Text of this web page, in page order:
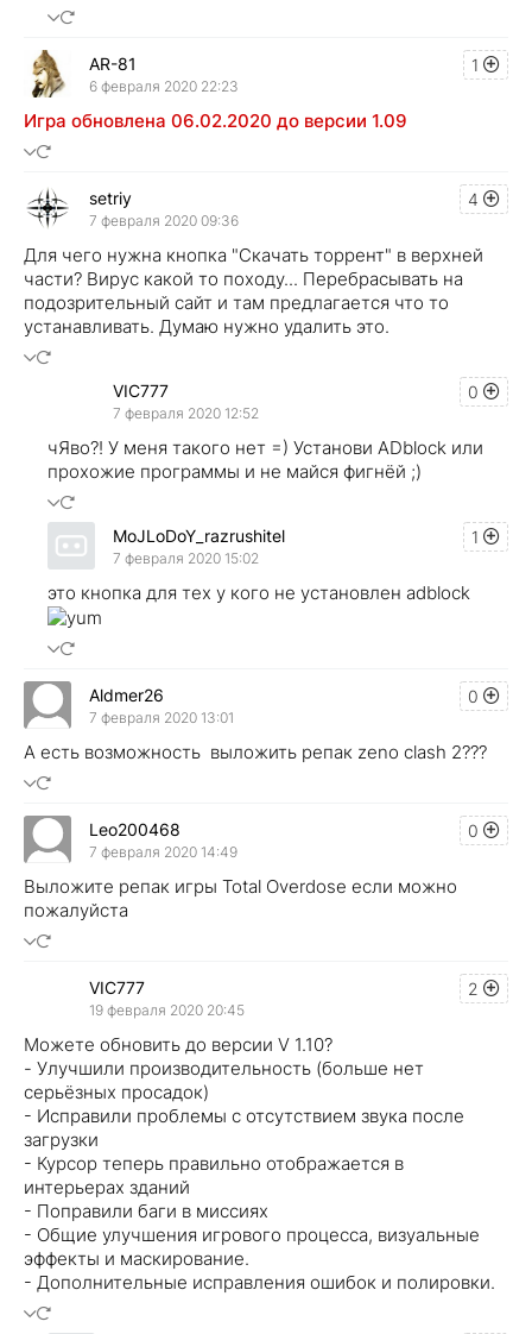
1
AR-81
6 февраля 2020 22:23
Игра обновлена 06.02.2020 до версии 1.09
4
setriy
7 февраля 2020 09:36
Для чего нужна кнопка "Скачать торрент" в верхней
части? Вирус какой то походу... Перебрасывать на
подозрительный сайт и там предлагается что то
устанавливать. Думаю нужно удалить это.
0
VIC777
7 февраля 2020 12:52
чЯво?! У меня такого нет =) Установи ADblock или
прохожие программы и не майся фигнёй ;)
1
MoJLoDoY_razrushitel
7 февраля 2020 15:02
это кнопка для тех у кого не установлен adblock
0
Aldmer26
7 февраля 2020 13:01
А есть возможность выложить репак zeno clash 2???
0
Leo200468
7 февраля 2020 14:49
Выложите репак игры Total Overdose если можно
пожалуйста
2
VIC777
19 февраля 2020 20:45
Можете обновить до версии V 1.10?
- Улучшили производительность (больше нет
серьёзных просадок)
- Исправили проблемы с отсутствием звука после
загрузки
- Курсор теперь правильно отображается в
интерьерах зданий
- Поправили баги в миссиях
- Общие улучшения игрового процесса, визуальные
эффекты и маскирование.
- Дополнительные исправления ошибок и полировки.